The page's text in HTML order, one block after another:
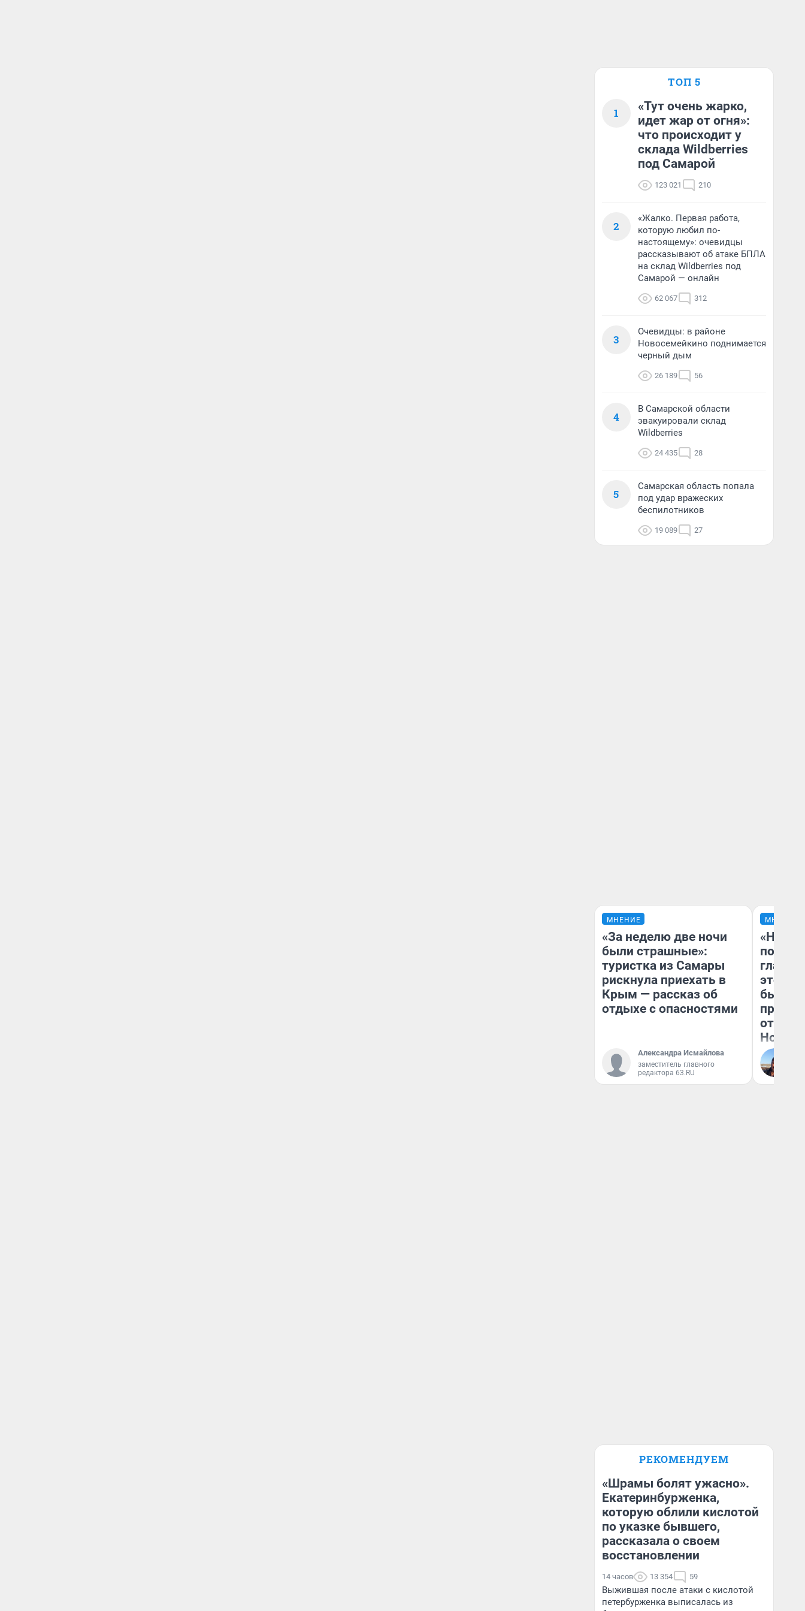
ТОП 5
1
«Тут очень жарко,
идет жар от огня»:
что происходит у
склада Wildberries
под Самарой
123 021 210
2
«Жалко. Первая работа,
которую любил по-
настоящему»: очевидцы
рассказывают об атаке БПЛА
на склад Wildberries под
Самарой — онлайн
62 067 312
3
Очевидцы: в районе
Новосемейкино поднимается
черный дым
26 189 56
4
В Самарской области
эвакуировали склад
Wildberries
24 435 28
5
Самарская область попала
под удар вражеских
беспилотников
19 089 27
МНЕНИЕ
«За неделю две ночи
были страшные»:
туристка из Самары
рискнула приехать в
Крым — рассказ об
отдыхе с опасностями
Александра Исмайлова
заместитель главного
редактора 63.RU
МНЕНИЕ
этого
бьет
отзыв
Нолана
РЕКОМЕНДУЕМ
«Шрамы болят ужасно».
Екатеринбурженка,
которую облили кислотой
по указке бывшего,
рассказала о своем
восстановлении
14 часов 13 354 59
Выжившая после атаки с кислотой
петербурженка выписалась из